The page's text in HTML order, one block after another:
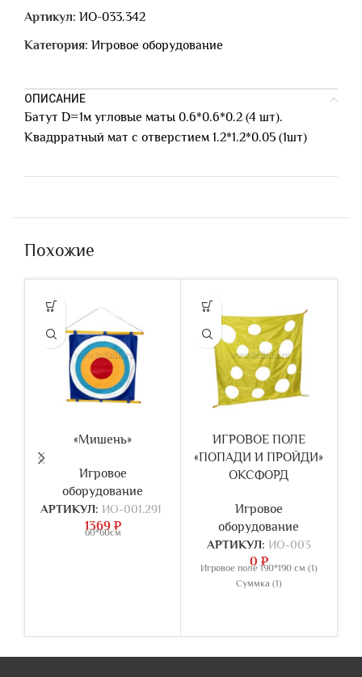
Артикул: ИО-033.342
Категория: Игровое оборудование
ОПИСАНИЕ
Батут D=1м угловые маты 0.6*0.6*0.2 (4 шт).
Квадрратный мат с отверстием 1.2*1.2*0.05 (1шт)
Похожие
«Мишень»
Игровое
оборудование
АРТИКУЛ: ИО-001.291
1369 ₽
60*60см
ИГРОВОЕ ПОЛЕ
«ПОПАДИ И ПРОЙДИ»
ОКСФОРД
Игровое
оборудование
АРТИКУЛ: ИО-003
0 ₽
Игровое поле 190*190 см (1)
Суммка (1)